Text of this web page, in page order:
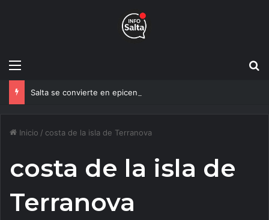
Menú
Inicio / costa de la isla de Terranova
costa de la isla de
Terranova